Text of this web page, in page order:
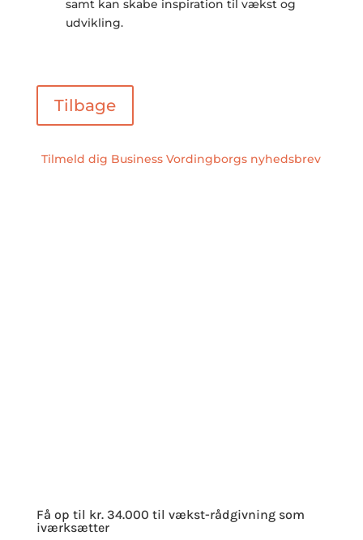
samt kan skabe inspiration til vækst og
udvikling.
Tilbage
Tilmeld dig Business Vordingborgs nyhedsbrev
Få op til kr. 34.000 til vækst-rådgivning som
iværksætter